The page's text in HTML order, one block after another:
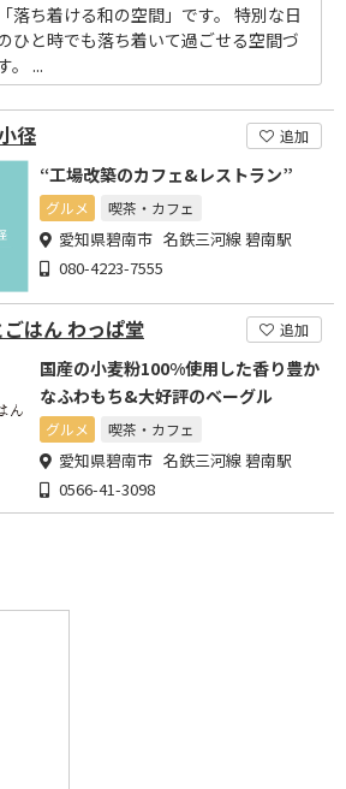
落ち着ける和の空間」です。 特別な日
ひと時でも落ち着いて過ごせる空間づ
。 ...
径 追加
“工場改築のカフェ&レストラン”
グルメ 喫茶・カフェ
愛知県碧南市 名鉄三河線 碧南駅
080-4223-7555
はん わっぱ堂 追加
国産の小麦粉100%使用した香り豊か
なふわもち&大好評のベーグル
グルメ 喫茶・カフェ
愛知県碧南市 名鉄三河線 碧南駅
0566-41-3098